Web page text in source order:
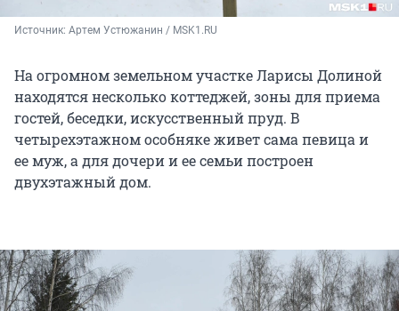
Источник: Артем Устюжанин / MSK1.RU
На огромном земельном участке Ларисы Долиной
находятся несколько коттеджей, зоны для приема
гостей, беседки, искусственный пруд. В
четырехэтажном особняке живет сама певица и
ее муж, а для дочери и ее семьи построен
двухэтажный дом.